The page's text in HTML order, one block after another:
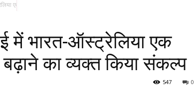
एक साथ, अनुसंधान सहयोग बढ़ाने का...
में भारत-ऑस्ट्रेलिया एक
का व्यक्त किया संकल्प
0
547